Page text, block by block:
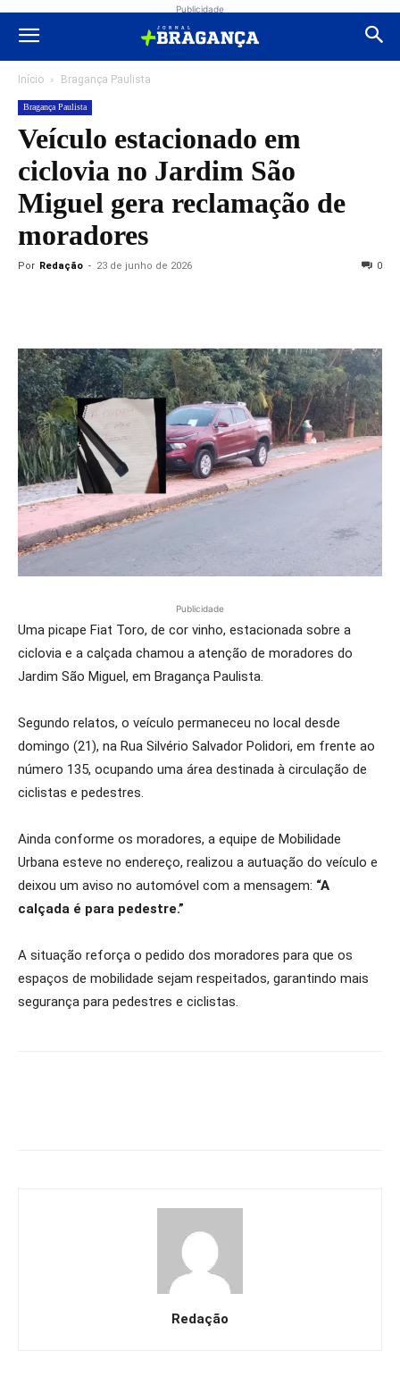
Publicidade
Início Bragança Paulista
Bragança Paulista
Veículo estacionado em
ciclovia no Jardim São
Miguel gera reclamação de
moradores
Por Redação - 23 de junho de 2026 0
Publicidade
Uma picape Fiat Toro, de cor vinho, estacionada sobre a
ciclovia e a calçada chamou a atenção de moradores do
Jardim São Miguel, em Bragança Paulista.
Segundo relatos, o veículo permaneceu no local desde
domingo (21), na Rua Silvério Salvador Polidori, em frente ao
número 135, ocupando uma área destinada à circulação de
ciclistas e pedestres.
Ainda conforme os moradores, a equipe de Mobilidade
Urbana esteve no endereço, realizou a autuação do veículo e
deixou um aviso no automóvel com a mensagem: “A
calçada é para pedestre.”
A situação reforça o pedido dos moradores para que os
espaços de mobilidade sejam respeitados, garantindo mais
segurança para pedestres e ciclistas.
Redação